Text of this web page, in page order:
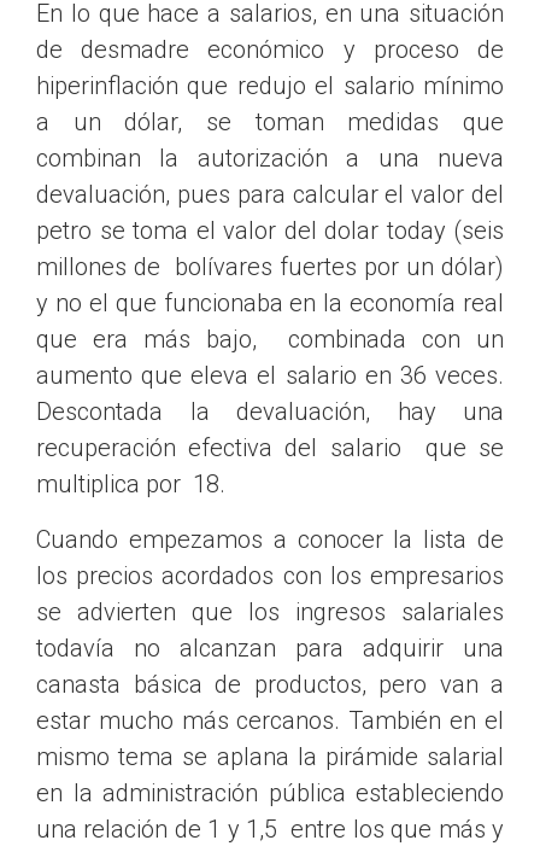
En lo que hace a salarios, en una situación
de desmadre económico y proceso de
hiperinflación que redujo el salario mínimo
a un dólar, se toman medidas que
combinan la autorización a una nueva
devaluación, pues para calcular el valor del
petro se toma el valor del dolar today (seis
millones de bolívares fuertes por un dólar)
y no el que funcionaba en la economía real
que era más bajo, combinada con un
aumento que eleva el salario en 36 veces.
Descontada la devaluación, hay una
recuperación efectiva del salario que se
multiplica por 18.
Cuando empezamos a conocer la lista de
los precios acordados con los empresarios
se advierten que los ingresos salariales
todavía no alcanzan para adquirir una
canasta básica de productos, pero van a
estar mucho más cercanos. También en el
mismo tema se aplana la pirámide salarial
en la administración pública estableciendo
una relación de 1 y 1,5 entre los que más y